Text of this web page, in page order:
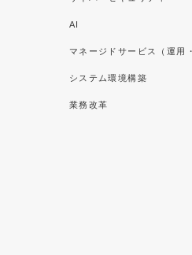
AI
マネージドサービス（運用
システム環境構築
業務改革